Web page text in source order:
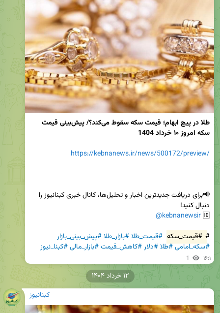
سکه امروز ۱۰ خرداد 1404
https://kebnanews.ir/news/500172/preview/
🆔
@kebnanewsir
# #قیمت_سکه #قیمت_طلا#بازار_طلا#پیش_بینی_بازار
#سکه_امامی#طلا#دلار#کاهش_قیمت#بازار_مالی#کبنا_نیوز
1 ۱۶:۱
کبنانیوز
۱۲ خرداد ۱۴۰۴